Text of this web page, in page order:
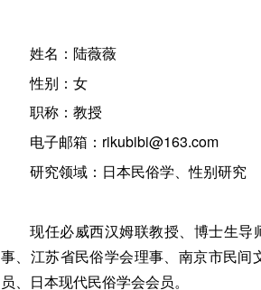
姓名：陆薇薇
性别：女
职称：教授
电子邮箱：rikubibi@163.com
研究领域：日本民俗学、性别研究
现任必威西汉姆联教授、博士生
事、江苏省民俗学会理事、南京市民
员、日本现代民俗学会会员。